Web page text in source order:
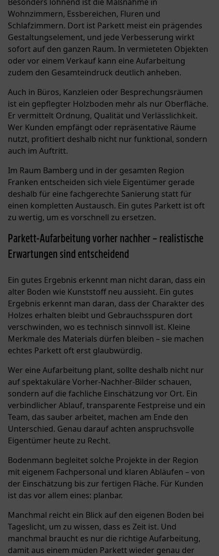
Wohnzimmern, Essbereichen, Fluren und
Schlafzimmern. Dort ist Parkett meist ein prägendes
Gestaltungselement, und jede Verbesserung wirkt
sofort auf den ganzen Raum. In vermieteten Objekten
oder vor einem Verkauf kann eine Aufarbeitung
zudem den Gesamteindruck deutlich anheben.
Auch in Büros, Kanzleien oder Besprechungsräumen
ist ein gepflegter Holzboden mehr als nur Oberfläche.
Er vermittelt Ordnung, Qualität und Verlässlichkeit.
Wer Kunden empfängt oder repräsentative Räume
nutzt, profitiert deshalb nicht nur funktional, sondern
auch im Auftritt.
Im Raum Bamberg und in der gesamten Region
Franken entscheiden sich viele Eigentümer gerade
deshalb für eine fachgerechte Sanierung statt für
einen kompletten Austausch. Ein gutes Parkett ist oft
zu wertig, um es vorschnell zu ersetzen.
Parkett-Aufarbeitung vorher nachher – realistische
Erwartungen sind entscheidend
Ein gutes Ergebnis erkennt man nicht daran, dass ein
alter Boden wie Kunststoff neu aussieht. Ein gutes
Ergebnis erkennt man daran, dass der Charakter des
Holzes erhalten bleibt und Gebrauchsspuren dort
verschwinden, wo es technisch sinnvoll ist. Kleine
Merkmale des Materials dürfen bleiben – sie machen
echtes Parkett oft erst glaubwürdig.
Wer eine Aufarbeitung plant, sollte deshalb nicht nur
auf spektakuläre Vorher-Nachher-Bilder schauen,
sondern auf die fachliche Einschätzung vor Ort. Ein
verbindlicher Ablauf, transparente Festpreise und ein
Team, das sauber arbeitet, machen am Ende den
Unterschied. Genau darauf achten anspruchsvolle
Eigentümer heute zu Recht.
Bodenmann begleitet solche Projekte in der Region
mit eigenem Fachpersonal und klaren Abläufen – von
der Einschätzung bis zur fertigen Fläche. Für Kunden
ist das vor allem eines: planbar.
Manchmal reicht ein Blick auf den eigenen Boden bei
Tageslicht, um zu wissen, dass es Zeit ist. Und
manchmal braucht es nur die richtige Aufarbeitung,
damit aus einem müden Parkett wieder genau der